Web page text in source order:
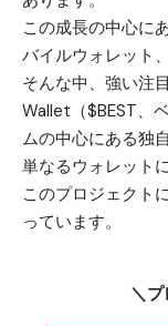
この成長の中心に
バイルウォレット
そんな中、強い注
Wallet（$BEST、
ムの中心にある独
単なるウォレット
このプロジェクト
っています。
＼